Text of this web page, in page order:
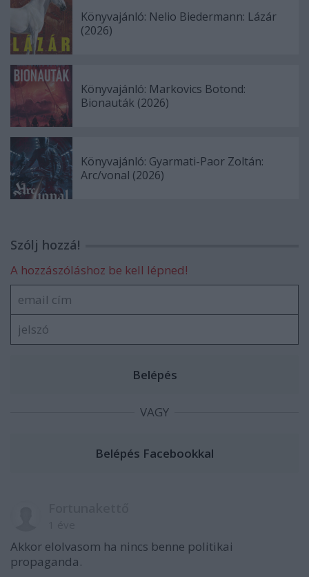
Könyvajánló: Nelio Biedermann: Lázár
(2026)
Könyvajánló: Markovics Botond:
Bionauták (2026)
Könyvajánló: Gyarmati-Paor Zoltán:
Arc/vonal (2026)
Szólj hozzá!
A hozzászóláshoz be kell lépned!
VAGY
Akkor elolvasom ha nincs benne politikai
propaganda.